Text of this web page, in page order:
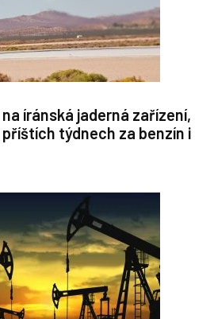
íránská jaderná zařízení,
týdnech za benzín i